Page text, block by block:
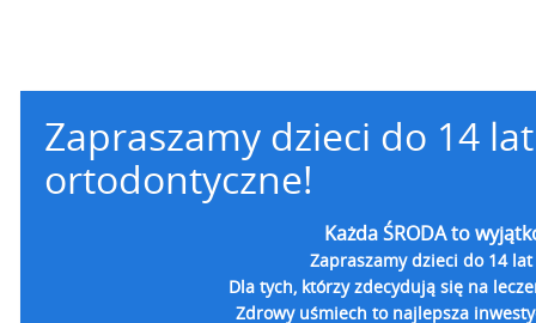
Zapraszamy dzieci do 14
ortodontyczne!
Każda ŚRODA to
Zapraszamy dzieci do 14
Dla tych, którzy zdecydują się na
Zdrowy uśmiech to najlepsza